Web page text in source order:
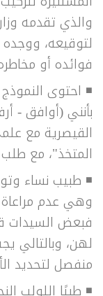
والذي تقدمه
لتوقيعه،
فوائده أو
◾ احتوى
بأنني (أوافق -
القيصرية مع
المتخذ"، مع طلب
◾ طبيب نساء
وهي عدم مراعاة
فبعض السيدات
لهن،
منفصل لتحديد
◾ طبيًا اللولب